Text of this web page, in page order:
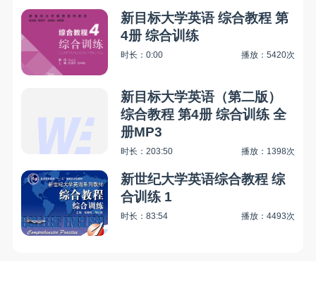
新目标大学英语 综合教程 第
4册 综合训练
时长：0:00 播放：5420次
新目标大学英语（第二版）
综合教程 第4册 综合训练 全
册MP3
时长：203:50 播放：1398次
新世纪大学英语综合教程 综
合训练 1
时长：83:54 播放：4493次